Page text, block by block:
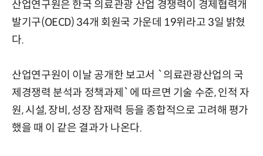
산업연구원은 한국 의료관광 산업 경쟁력이 경제협력개
발기구(OECD) 34개 회원국 가운데 19위라고 3일 밝혔
다.
산업연구원이 이날 공개한 보고서 `의료관광산업의 국
제경쟁력 분석과 정책과제`에 따르면 기술 수준, 인적 자
원, 시설, 장비, 성장 잠재력 등을 종합적으로 고려해 평가
했을 때 이 같은 결과가 나온다.